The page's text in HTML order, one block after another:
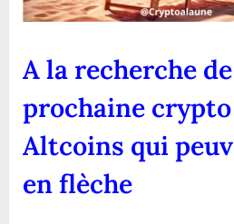
x
100
Top
qui
monter
A la recherche
prochaine crypto
Altcoins qui
en flèche